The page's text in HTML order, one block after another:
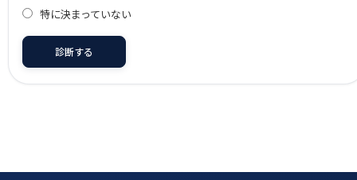
特に決まっていない
診断する